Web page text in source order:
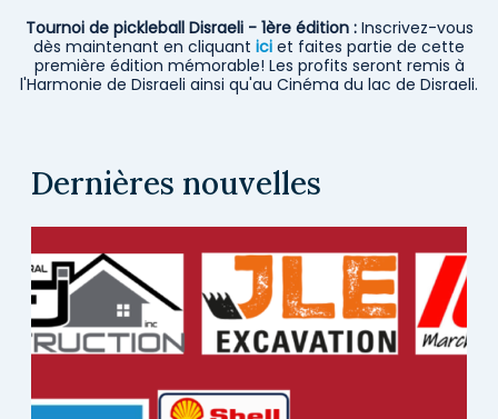
Tournoi de pickleball Disraeli - 1ère édition : Inscrivez-vous
dès maintenant en cliquant ici et faites partie de cette
première édition mémorable! Les profits seront remis à
l'Harmonie de Disraeli ainsi qu'au Cinéma du lac de Disraeli.
Dernières nouvelles